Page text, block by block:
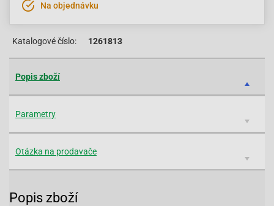
Na objednávku
Katalogové číslo: 1261813
Popis zboží
Parametry
Otázka na prodavače
Popis zboží